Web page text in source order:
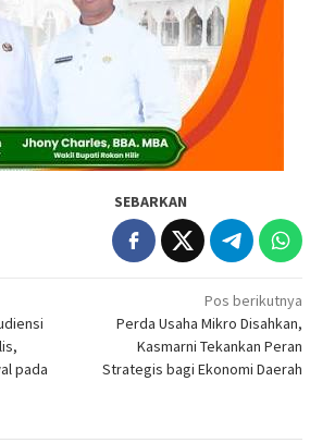
SEBARKAN
pada
Pos berikutnya
Perda Usaha Mikro Disahkan,
Kasmarni Tekankan Peran
Strategis bagi Ekonomi Daerah